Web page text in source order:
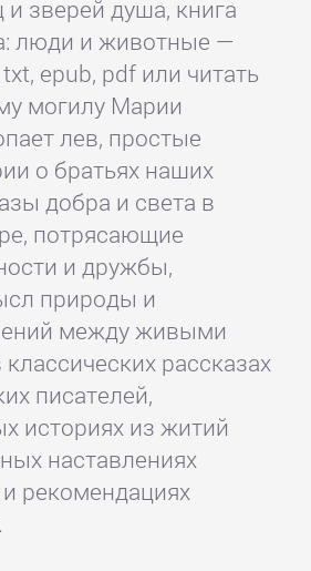
и зверей душа, книга
люди и животные —
epub, pdf или читать
могилу Марии
лев, простые
о братьях наших
добра и света в
потрясающие
и дружбы,
природы и
между живыми
рассказах
писателей,
историях из житий
наставлениях
рекомендациях